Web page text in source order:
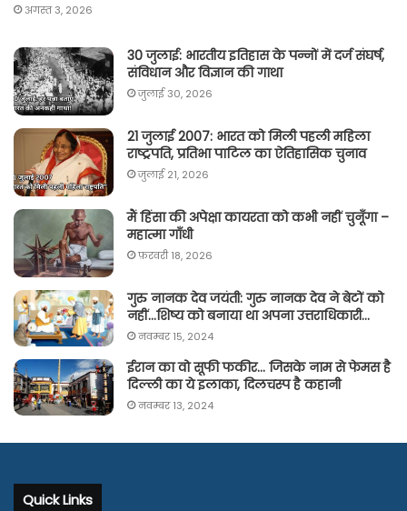
अगस्त 3, 2026
30 जुलाई: भारतीय इतिहास के पन्नों में दर्ज संघर्ष,
संविधान और विज्ञान की गाथा
जुलाई 30, 2026
21 जुलाई 2007: भारत को मिली पहली महिला
राष्ट्रपति, प्रतिभा पाटिल का ऐतिहासिक चुनाव
जुलाई 21, 2026
मैं हिंसा की अपेक्षा कायरता को कभी नहीं चुनूँगा –
महात्मा गाँधी
फ़रवरी 18, 2026
गुरु नानक देव जयंती: गुरु नानक देव ने बेटों को
नहीं…शिष्य को बनाया था अपना उत्तराधिकारी…
नवम्बर 15, 2024
ईरान का वो सूफी फकीर… जिसके नाम से फेमस है
दिल्ली का ये इलाका, दिलचस्प है कहानी
नवम्बर 13, 2024
Quick Links